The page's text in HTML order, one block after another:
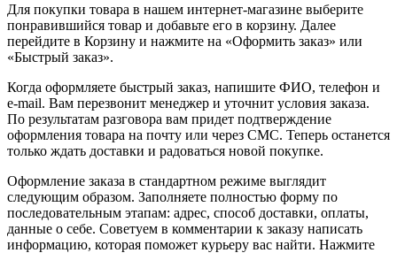
Для покупки товара в нашем интернет-магазине выберите
понравившийся товар и добавьте его в корзину. Далее
перейдите в Корзину и нажмите на «Оформить заказ» или
«Быстрый заказ».
Когда оформляете быстрый заказ, напишите ФИО, телефон и
e-mail. Вам перезвонит менеджер и уточнит условия заказа.
По результатам разговора вам придет подтверждение
оформления товара на почту или через СМС. Теперь останется
только ждать доставки и радоваться новой покупке.
Оформление заказа в стандартном режиме выглядит
следующим образом. Заполняете полностью форму по
последовательным этапам: адрес, способ доставки, оплаты,
данные о себе. Советуем в комментарии к заказу написать
информацию, которая поможет курьеру вас найти. Нажмите